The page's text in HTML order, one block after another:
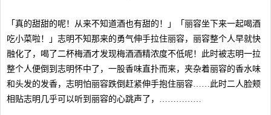
「真的甜甜的呢！从来不知道酒也有甜的！」「丽容坐下来一起喝酒
吃小菜啦！」志明不知那来的勇气伸手拉住丽容，丽容整个人早就快
融化了，喝了二杯梅酒才发现梅酒酒精浓度不低呢！此时被志明一拉
整个人便倒到志明怀中了，一股香味直扑而来，夹杂着丽容的香水味
和头发的发香，志明怕丽容跌倒赶紧伸手抱住丽容……此时二人脸颊
相贴志明几乎可以听到丽容的心跳声了，……………